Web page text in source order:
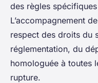
des règles
L’accompagnement
respect des droits du
réglementation, du
homologuée à toutes
rupture.